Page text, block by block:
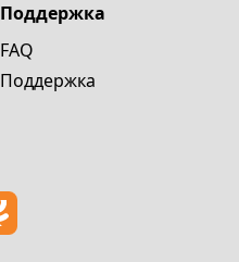
Поддержка
FAQ
Поддержка